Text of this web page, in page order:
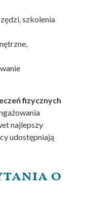
szkolenia
fizycznych
najlepszy
udostępniają
o